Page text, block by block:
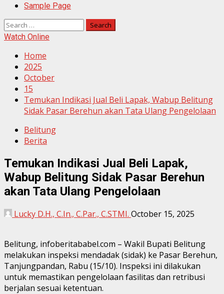
Sample Page
Search
for:
Watch Online
Home
2025
October
15
Temukan Indikasi Jual Beli Lapak, Wabup Belitung
Sidak Pasar Berehun akan Tata Ulang Pengelolaan
Belitung
Berita
Temukan Indikasi Jual Beli Lapak,
Wabup Belitung Sidak Pasar Berehun
akan Tata Ulang Pengelolaan
Lucky D.H., C.In., C.Par., C.STMI. October 15, 2025
Belitung, infoberitababel.com – Wakil Bupati Belitung
melakukan inspeksi mendadak (sidak) ke Pasar Berehun,
Tanjungpandan, Rabu (15/10). Inspeksi ini dilakukan
untuk memastikan pengelolaan fasilitas dan retribusi
berjalan sesuai ketentuan.